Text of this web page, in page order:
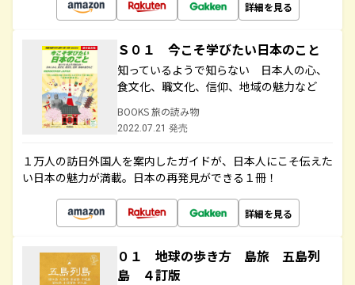
詳細を見る
Ｓ０１ 今こそ学びたい日本のこと
知っているようで知らない 日本人の心、
食文化、職文化、信仰、地域の魅力など
BOOKS 旅の読み物
2022.07.21 発売
１万人の訪日外国人を案内したガイドが、日本人にこそ伝えた
い日本の魅力が満載。日本の再発見ができる１冊！
詳細を見る
０１ 地球の歩き方 島旅 五島列
島 ４訂版